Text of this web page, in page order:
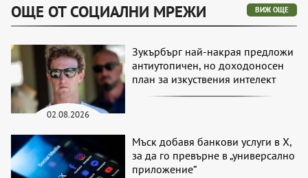
ОЩЕ ОТ СОЦИАЛНИ МРЕЖИ ВИЖ ОЩЕ
02.08.2026
Зукърбърг най-накрая предложи
антиутопичен, но доходоносен
план за изкуствения интелект
Мъск добавя банкови услуги в X,
за да го превърне в „универсално
приложение“